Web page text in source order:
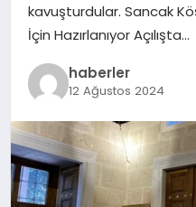
kavuşturdular. Sancak
İçin Hazırlanıyor Açılışta…
haberler
12 Ağustos 2024